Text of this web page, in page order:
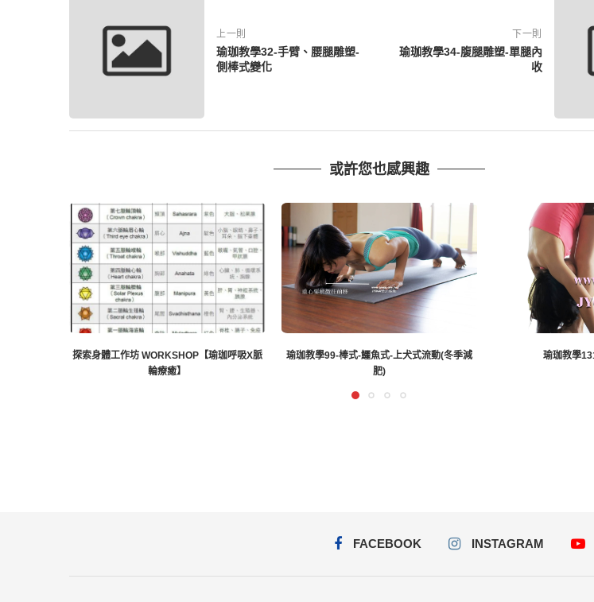
上一則
瑜珈教學32-手臂、腰腿雕塑-
側棒式變化
下一則
瑜珈教學34-腹腿雕塑-單腿內
收
或許您也感興趣
探索身體工作坊 WORKSHOP【瑜珈呼吸X脈
輪療癒】
瑜珈教學99-棒式-鱷魚式-上犬式流動(冬季減
肥)
瑜珈教學
FACEBOOK INSTAGRAM